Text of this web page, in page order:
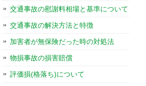
交通事故の慰謝料相場と基準について
交通事故の解決方法と特徴
加害者が無保険だった時の対処法
物損事故の損害賠償
評価損(格落ち)について